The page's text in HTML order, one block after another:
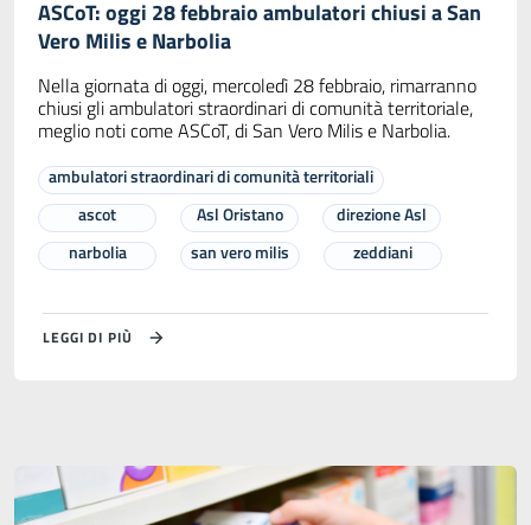
ASCoT: oggi 28 febbraio ambulatori chiusi a San
Vero Milis e Narbolia
Nella giornata di oggi, mercoledì 28 febbraio, rimarranno
chiusi gli ambulatori straordinari di comunità territoriale,
meglio noti come ASCoT, di San Vero Milis e Narbolia.
ambulatori straordinari di comunità territoriali
ascot
Asl Oristano
direzione Asl
narbolia
san vero milis zeddiani
LEGGI DI PIÙ